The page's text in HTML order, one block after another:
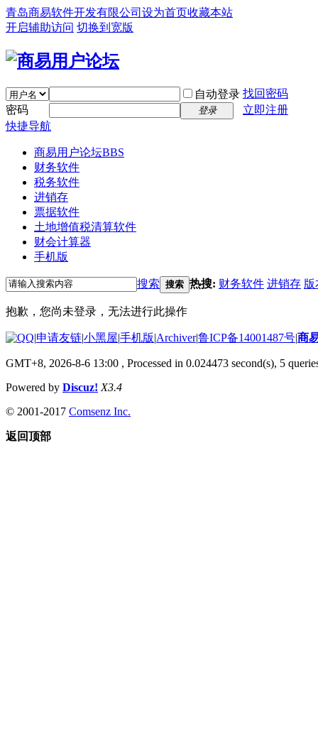
青岛商易软件开发有限公司 设为首页收藏本站
开启辅助访问 切换到宽版
自动登录 找回密码
密码
登录
立即注册
快捷导航
商易用户论坛BBS
财务软件
税务软件
进销存
票据软件
土地增值税清算软件
财会计算器
手机版
搜索 搜索 热搜: 财务软件 进销存 版
抱歉，您尚未登录，无法进行此操作
|申请友链|小黑屋|手机版|Archiver|鲁ICP备14001487号|商
GMT+8, 2026-8-6 13:00 , Processed in 0.024473 second(s), 5
Powered by Discuz! X3.4
© 2001-2017 Comsenz Inc.
返回顶部